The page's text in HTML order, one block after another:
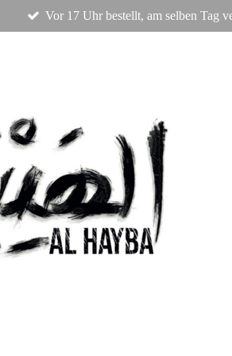
Vor 17 Uhr bestellt, am selben Tag